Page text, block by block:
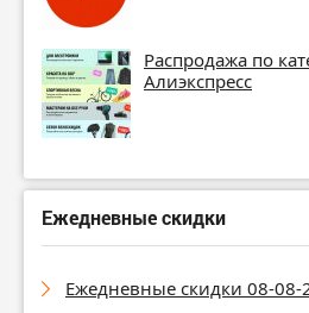
Распродажа по
Алиэкспресс
Ежедневные скидки
Ежедневные скидки 08-08-